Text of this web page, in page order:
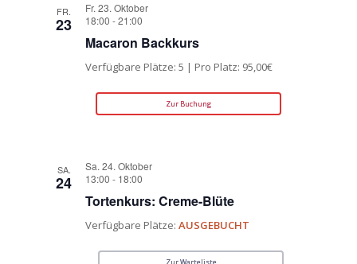
FR.
23
Fr. 23. Oktober
18:00 -21:00
Macaron Backkurs
Verfügbare Plätze: 5 | Pro Platz: 95,00€
Zur Buchung
SA.
24
Sa. 24. Oktober
13:00 - 18:00
Tortenkurs: Creme-Blüte
Verfügbare Plätze:AUSGEBUCHT